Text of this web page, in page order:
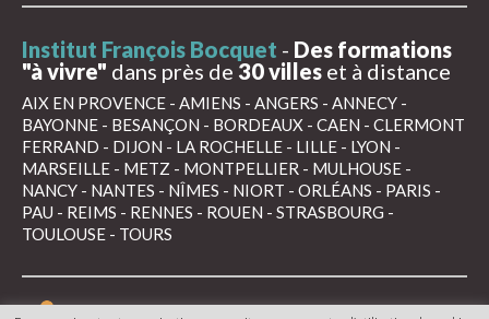
Institut François Bocquet - Des formations
"à vivre" dans près de 30 villes et à distance
AIX EN PROVENCE - AMIENS - ANGERS - ANNECY -
BAYONNE - BESANÇON - BORDEAUX - CAEN - CLERMONT
FERRAND - DIJON - LA ROCHELLE - LILLE - LYON -
MARSEILLE - METZ - MONTPELLIER - MULHOUSE -
NANCY - NANTES - NÎMES - NIORT - ORLÉANS - PARIS -
PAU - REIMS - RENNES - ROUEN - STRASBOURG -
TOULOUSE - TOURS
Mentions légales Conditions générales de